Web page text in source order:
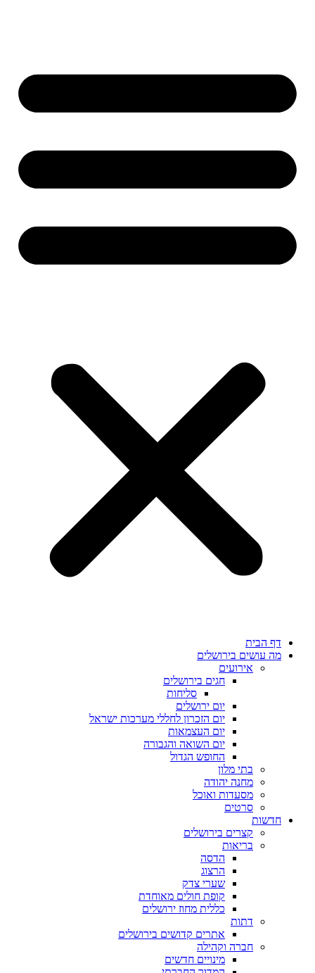
דף הבית
מה עושים בירושלים
אירועים
חגים בירושלים
סליחות
יום ירושלים
יום הזכרון לחללי מערכות ישראל
יום העצמאות
יום השואה והגבורה
החופש הגדול
בתי מלון
מחנה יהודה
מסעדות ואוכל
סרטים
חדשות
קצרים בירושלים
בריאות
הדסה
הרצוג
שערי צדק
קופת חולים מאוחדת
כללית מחוז ירושלים
דתות
אתרים קדושים בירושלים
חברה וקהילה
מינויים חדשים